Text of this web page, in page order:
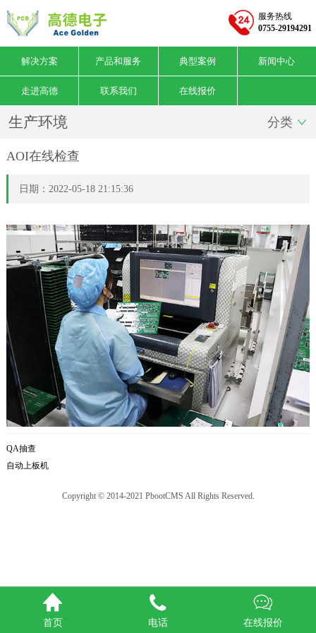
服务热线
0755-29194291
解决方案 产品和服务 典型案例 新闻中心
走进高德 联系我们 在线报价
生产环境 分类 
AOI在线检查
日期：2022-05-18 21:15:36
QA抽查
自动上板机
Copyright © 2014-2021 PbootCMS All Rights Reserved.

首页

电话

在线报价